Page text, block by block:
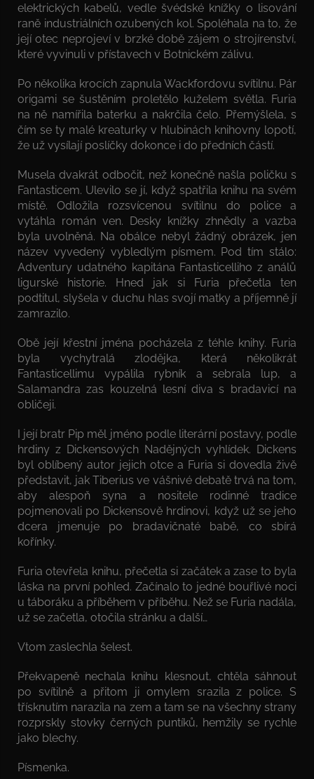
elektrických kabelů, vedle švédské knížky o lisování
raně industriálních ozubených kol. Spoléhala na to, že
její otec neprojeví v brzké době zájem o strojírenství,
které vyvinuli v přístavech v Botnickém zálivu.
Po několika krocích zapnula Wackfordovu svítilnu. Pár
origami se šustěním proletělo kuželem světla. Furia
na ně namířila baterku a nakrčila čelo. Přemýšlela, s
čím se ty malé kreaturky v hlubinách knihovny lopotí,
že už vysílají poslíčky dokonce i do předních částí.
Musela dvakrát odbočit, než konečně našla poličku s
Fantasticem. Ulevilo se jí, když spatřila knihu na svém
místě. Odložila rozsvícenou svítilnu do police a
vytáhla román ven. Desky knížky zhnědly a vazba
byla uvolněná. Na obálce nebyl žádný obrázek, jen
název vyvedený vybledlým písmem. Pod tím stálo:
Adventury udatného kapitána Fantasticelliho z análů
ligurské historie. Hned jak si Furia přečetla ten
podtitul, slyšela v duchu hlas svojí matky a příjemně jí
zamrazilo.
Obě její křestní jména pocházela z téhle knihy. Furia
byla vychytralá zlodějka, která několikrát
Fantasticellimu vypálila rybník a sebrala lup, a
Salamandra zas kouzelná lesní diva s bradavicí na
obličeji.
I její bratr Pip měl jméno podle literární postavy, podle
hrdiny z Dickensových Nadějných vyhlídek. Dickens
byl oblíbený autor jejich otce a Furia si dovedla živě
představit, jak Tiberius ve vášnivé debatě trvá na tom,
aby alespoň syna a nositele rodinné tradice
pojmenovali po Dickensově hrdinovi, když už se jeho
dcera jmenuje po bradavičnaté babě, co sbírá
kořínky.
Furia otevřela knihu, přečetla si začátek a zase to byla
láska na první pohled. Začínalo to jedné bouřlivé noci
u táboráku a příběhem v příběhu. Než se Furia nadála,
už se začetla, otočila stránku a další…
Vtom zaslechla šelest.
Překvapeně nechala knihu klesnout, chtěla sáhnout
po svítilně a přitom ji omylem srazila z police. S
třísknutím narazila na zem a tam se na všechny strany
rozprskly stovky černých puntíků, hemžily se rychle
jako blechy.
Písmenka.